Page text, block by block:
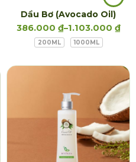
Dầu Bơ (Avocado Oil)
386.000 ₫–1.103.000 ₫
200ML 1000ML